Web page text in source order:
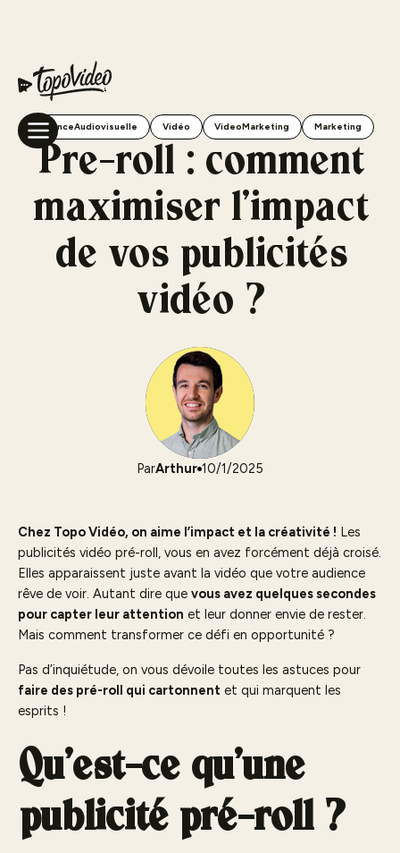
AgenceAudiovisuelle Vidéo VideoMarketing Marketing
Pre-roll : comment
maximiser l’impact
de vos publicités
vidéo ?
ParArthur 10/1/2025
Chez Topo Vidéo, on aime l’impact et la créativité ! Les
publicités vidéo pré-roll, vous en avez forcément déjà croisé.
Elles apparaissent juste avant la vidéo que votre audience
rêve de voir. Autant dire que vous avez quelques secondes
pour capter leur attention et leur donner envie de rester.
Mais comment transformer ce défi en opportunité ?
Pas d’inquiétude, on vous dévoile toutes les astuces pour
faire des pré-roll qui cartonnent et qui marquent les
esprits !
Qu’est-ce qu’une
publicité pré-roll ?